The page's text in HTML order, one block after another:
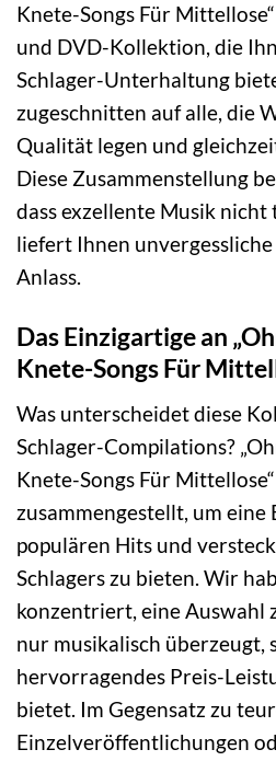
Knete-Songs Für
und DVD-Kollektion, die
Schlager-Unterhaltung
zugeschnitten auf alle, die
Qualität legen und
Diese Zusammenstellung
dass exzellente Musik nicht
liefert Ihnen
Anlass.
Das Einzigartige an
Knete-Songs Für
Was unterscheidet diese
Schlager-Compilations?
Knete-Songs Für
zusammengestellt, um eine
populären Hits und
Schlagers zu bieten. Wir
konzentriert, eine Auswahl
nur musikalisch überzeugt,
hervorragendes Preis-
bietet. Im Gegensatz zu
Einzelveröffentlichungen